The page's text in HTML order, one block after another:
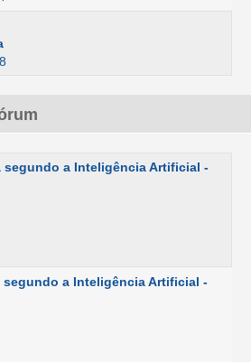
segundo a Inteligência Artificial -
segundo a Inteligência Artificial -